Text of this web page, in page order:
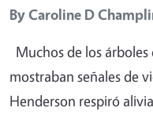
ByCaroline D
Muchos de los
mostraban señales de
Henderson respiró